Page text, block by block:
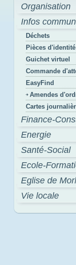
Organisation
Infos
Déchets
Pièces d'identité
Guichet virtuel
Commande
EasyFind
Amendes
Cartes
Finance-
Energie
Santé-Social
Ecole-
Eglise de
Vie locale